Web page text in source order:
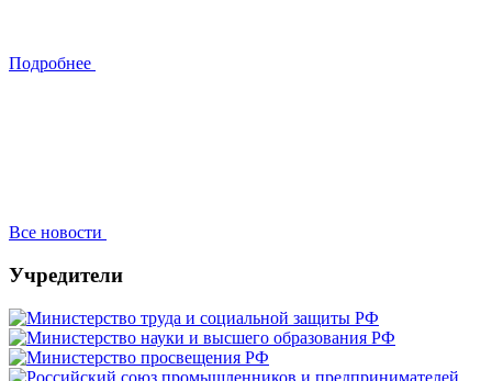
Подробнее
Все новости
Учредители